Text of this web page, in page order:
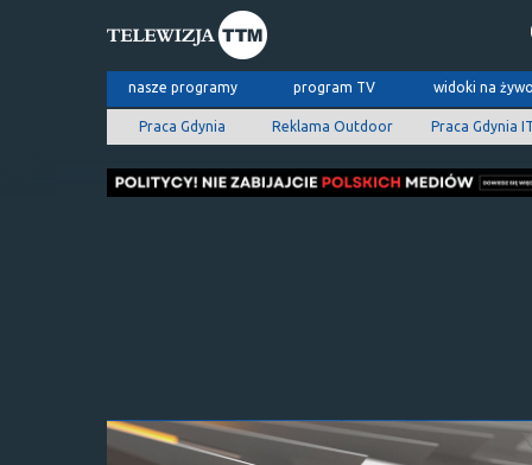
nasze programy program TV widoki na
Praca Gdynia Reklama Outdoor Praca Gdynia